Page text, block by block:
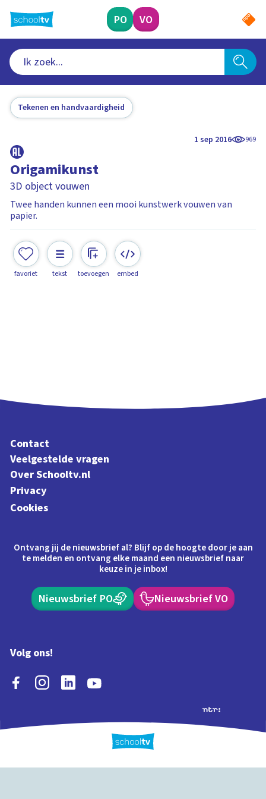
naar
hoofdinhoud
PO VO
Tekenen en handvaardigheid
1 sep 2016 969
Origamikunst
3D object vouwen
Twee handen kunnen een mooi kunstwerk vouwen van
papier.
favoriet tekst toevoegen embed
Contact
Veelgestelde vragen
Over Schooltv.nl
Privacy
Cookies
Ontvang jij de nieuwsbrief al? Blijf op de hoogte door je aan
te melden en ontvang elke maand een nieuwsbrief naar
keuze in je inbox!
Nieuwsbrief PO Nieuwsbrief VO
Volg ons!